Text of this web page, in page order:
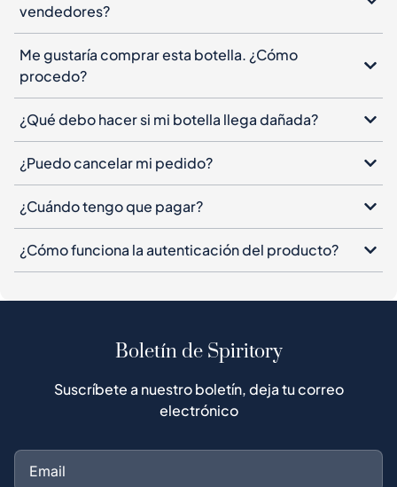
vendedores?
Me gustaría comprar esta botella. ¿Cómo
procedo?
¿Qué debo hacer si mi botella llega dañada?
¿Puedo cancelar mi pedido?
¿Cuándo tengo que pagar?
¿Cómo funciona la autenticación del producto?
Boletín de Spiritory
Suscríbete a nuestro boletín, deja tu correo
electrónico